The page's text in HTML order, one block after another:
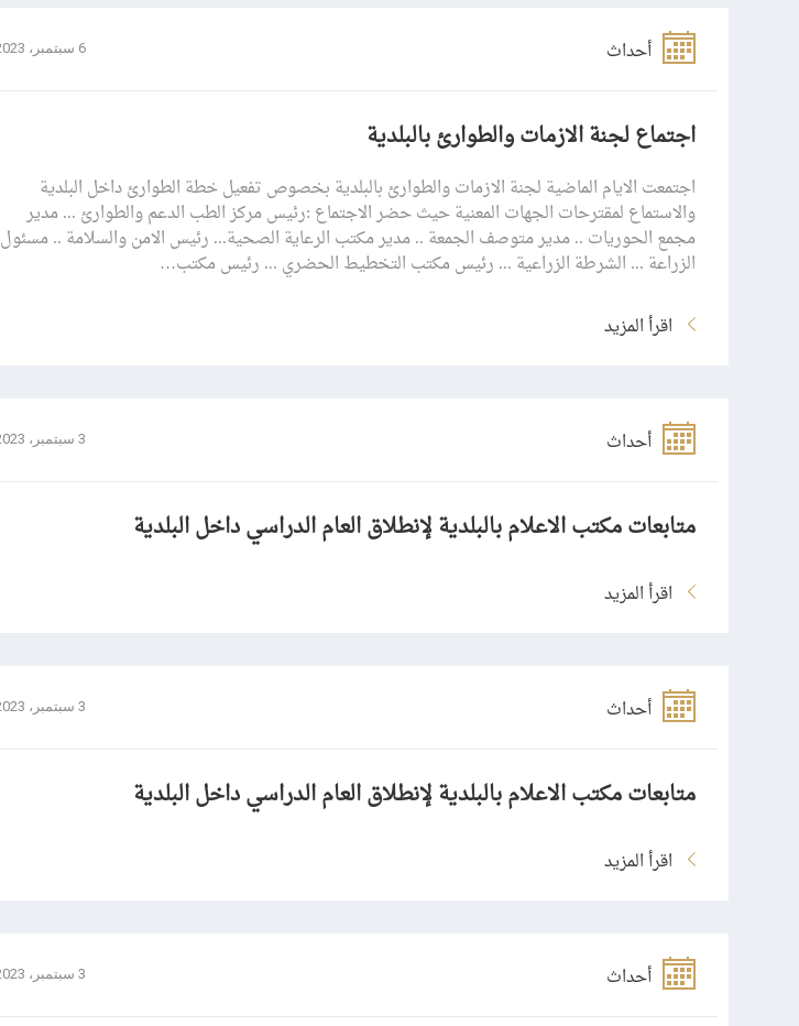
أحداث 6 سبتمبر، 2023
اجتماع لجنة الازمات والطوارئ بالبلدية
اجتمعت الايام الماضية لجنة الازمات والطوارئ بالبلدية بخصوص تفعيل خطة الطوارئ داخل البلدية
والاستماع لمقترحات الجهات المعنية حيث حضر الاجتماع :رئيس مركز الطب الدعم والطوارئ ... مدير
مجمع الحوريات .. مدير متوصف الجمعة .. مدير مكتب الرعاية الصحية... رئيس الامن والسلامة .. مسئول
الزراعة ... الشرطة الزراعية ... رئيس مكتب التخطيط الحضري ... رئيس مكتب…
اقرأ المزيد
أحداث 3 سبتمبر، 2023
متابعات مكتب الاعلام بالبلدية لإنطلاق العام الدراسي داخل البلدية
اقرأ المزيد
أحداث 3 سبتمبر، 2023
متابعات مكتب الاعلام بالبلدية لإنطلاق العام الدراسي داخل البلدية
اقرأ المزيد
أحداث 3 سبتمبر، 2023